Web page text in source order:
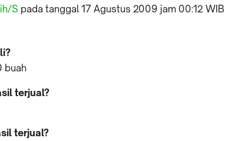
S pada tanggal 17 Agustus 2009 jam 00:12 WIB
buah
terjual?
terjual?